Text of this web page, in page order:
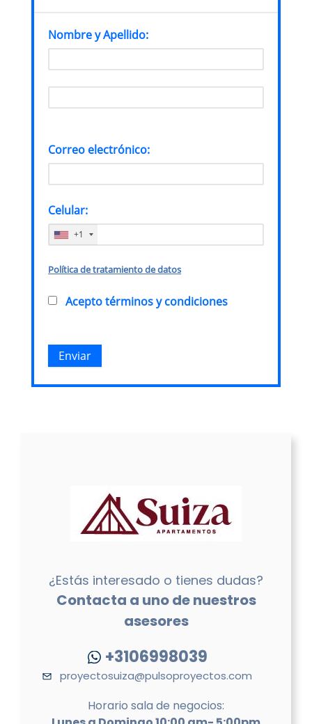
¿Estás interesado o tienes dudas?
Contacta a uno de nuestros
asesores
+3106998039
proyectosuiza@pulsoproyectos.com
Horario sala de negocios: